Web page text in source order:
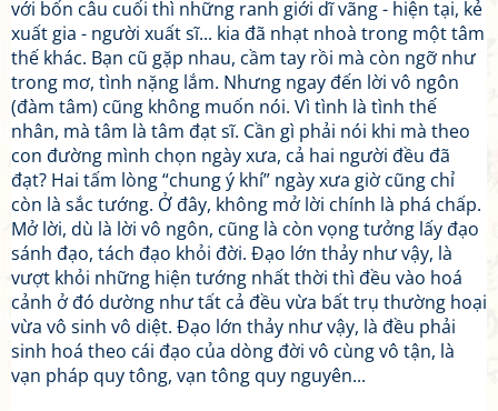
với bốn câu cuối thì những ranh giới dĩ vãng - hiện tại, kẻ
xuất gia - người xuất sĩ... kia đã nhạt nhoà trong một tâm
thế khác. Bạn cũ gặp nhau, cầm tay rồi mà còn ngỡ như
trong mơ, tình nặng lắm. Nhưng ngay đến lời vô ngôn
(đàm tâm) cũng không muốn nói. Vì tình là tình thế
nhân, mà tâm là tâm đạt sĩ. Cần gì phải nói khi mà theo
con đường mình chọn ngày xưa, cả hai người đều đã
đạt? Hai tấm lòng “chung ý khí” ngày xưa giờ cũng chỉ
còn là sắc tướng. Ở đây, không mở lời chính là phá chấp.
Mở lời, dù là lời vô ngôn, cũng là còn vọng tưởng lấy đạo
sánh đạo, tách đạo khỏi đời. Đạo lớn thảy như vậy, là
vượt khỏi những hiện tướng nhất thời thì đều vào hoá
cảnh ở đó dường như tất cả đều vừa bất trụ thường hoại
vừa vô sinh vô diệt. Đạo lớn thảy như vậy, là đều phải
sinh hoá theo cái đạo của dòng đời vô cùng vô tận, là
vạn pháp quy tông, vạn tông quy nguyên...